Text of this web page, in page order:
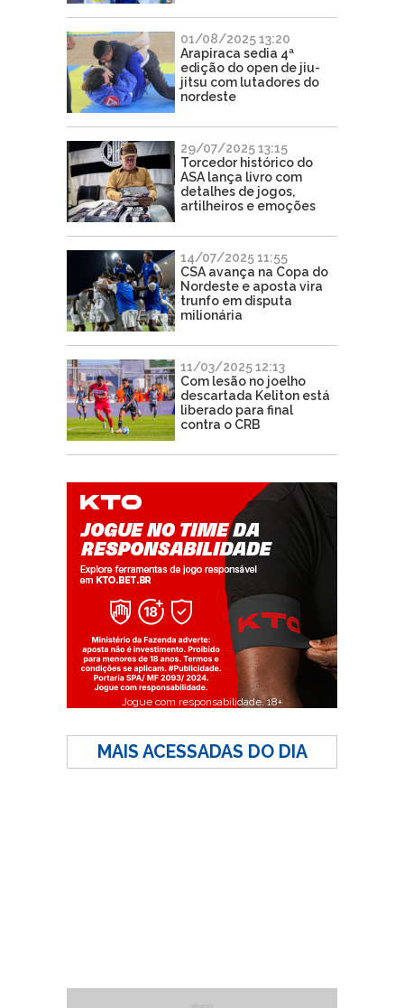
01/08/2025 13:20
Arapiraca sedia 4ª
edição do open de jiu-
jitsu com lutadores do
nordeste
29/07/2025 13:15
Torcedor histórico do
ASA lança livro com
detalhes de jogos,
artilheiros e emoções
14/07/2025 11:55
CSA avança na Copa do
Nordeste e aposta vira
trunfo em disputa
milionária
11/03/2025 12:13
Com lesão no joelho
descartada Keliton está
liberado para final
contra o CRB
Jogue com responsabilidade. 18+
MAIS ACESSADAS DO DIA